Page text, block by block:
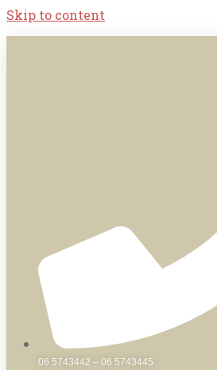
Skip to content
06 5743442 – 06 5743445